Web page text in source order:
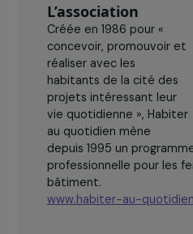
L’association
Créée en 1986 pour «